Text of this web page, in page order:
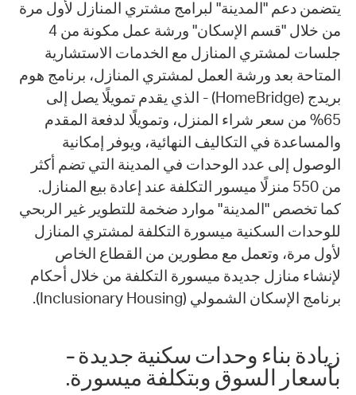
يتضمن دعم "المدينة" لبرامج مشتري المنازل لأول مرة
من خلال "قسم الإسكان" ورشة عمل مكونة من 4
جلسات لمشتري المنازل مع الخدمات الاستشارية
المتاحة بعد ورشة العمل لمشتري المنازل، برنامج هوم
بريدج (HomeBridge) - الذي يقدم تمويلًا يصل إلى
65% من سعر شراء المنزل، وتمويلًا لدفعة المقدم
والمساعدة في التكاليف النهائية، ويوفر إمكانية
الوصول إلى عدد الوحدات في المدينة التي تضم أكثر
من 550 منزلًا ميسور التكلفة عند إعادة بيع المنازل.
كما تخصص "المدينة" موارد ضخمة للتطوير غير الربحي
للوحدات السكنية ميسورة التكلفة لمشتري المنازل
لأول مرة، وتعمل مع مطورين من القطاع الخاص
لإنشاء منازل جديدة ميسورة التكلفة من خلال أحكام
برنامج الإسكان الشمولي (Inclusionary Housing).
زيادة بناء وحدات سكنية جديدة –
بأسعار السوق وبتكلفة ميسورة.